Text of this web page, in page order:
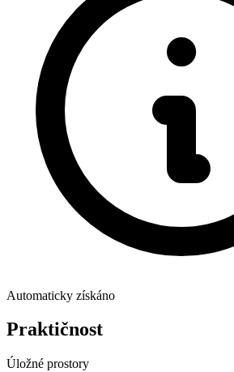
Automaticky získáno
Praktičnost
Úložné prostory